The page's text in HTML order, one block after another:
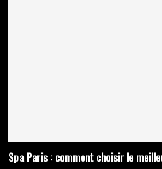
Spa Paris : comment choisir le